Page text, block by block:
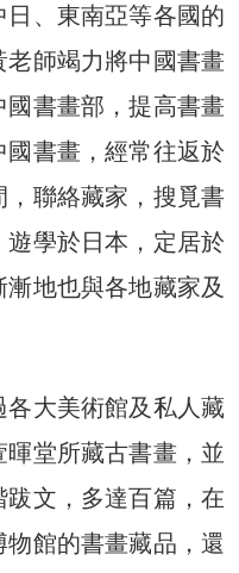
、東南亞等各國的
師竭力將中國書畫
書畫部，提高書畫
書畫，經常往返於
聯絡藏家，搜覓書
學於日本，定居於
地也與各地藏家及
大美術館及私人藏
堂所藏古書畫，並
跋文，多達百篇，在
館的書畫藏品，還